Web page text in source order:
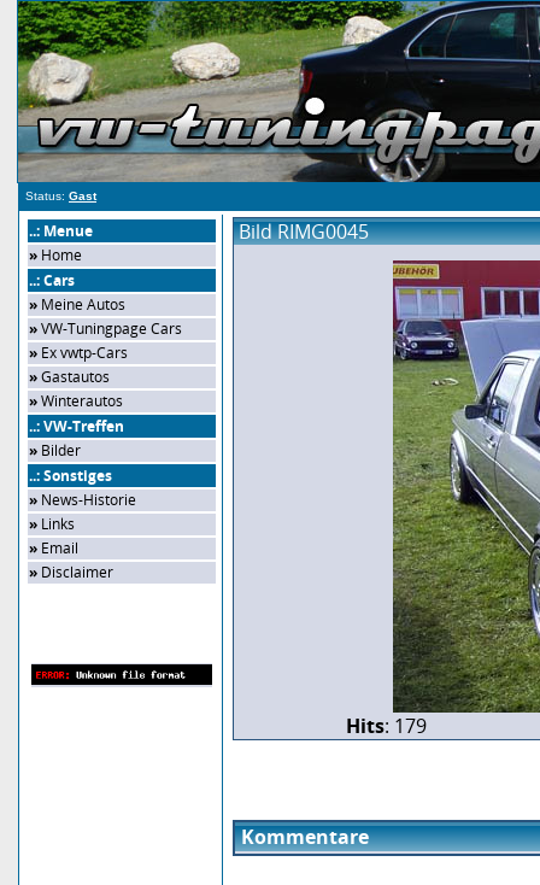
Status: Gast
..: Menue
» Home
..: Cars
» Meine Autos
»VW-Tuningpage Cars
» Ex vwtp-Cars
»Gastautos
»Winterautos
..: VW-Treffen
» Bilder
..: Sonstiges
» News-Historie
» Links
» Email
» Disclaimer
Bild RIMG0045
Hits: 179
Kommentare